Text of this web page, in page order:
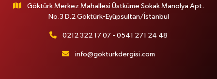
Göktürk Merkez Mahallesi Üstküme Sokak Manolya Apt.
No.3 D.2 Göktürk-Eyüpsultan/İstanbul
0212 322 17 07 - 0541 271 24 48
info@gokturkdergisi.com